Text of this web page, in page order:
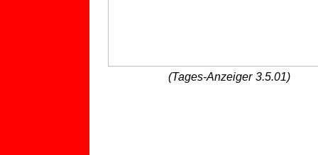
(Tages-Anzeiger 3.5.01)